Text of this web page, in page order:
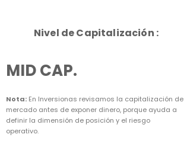
Nivel de Capitalización :
MID CAP.
Nota: En Inversionas revisamos la capitalización de
mercado antes de exponer dinero, porque ayuda a
definir la dimensión de posición y el riesgo
operativo.